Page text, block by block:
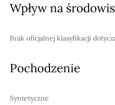
Wpływ na
Brak oficjalnej klasyfikacji
Pochodzenie
Syntetyczne